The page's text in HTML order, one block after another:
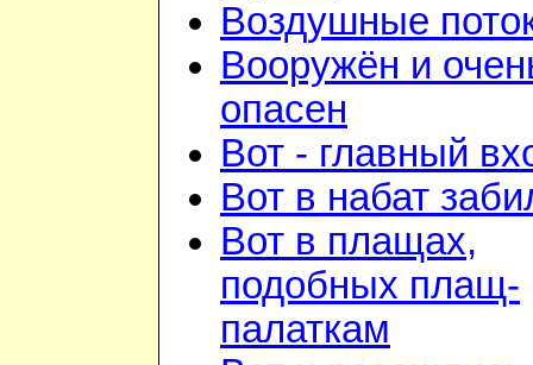
Воздушные
Вооружён и
опасен
Вот - главный
Вот в набат
Вот в плащах,
подобных плащ-
палаткам